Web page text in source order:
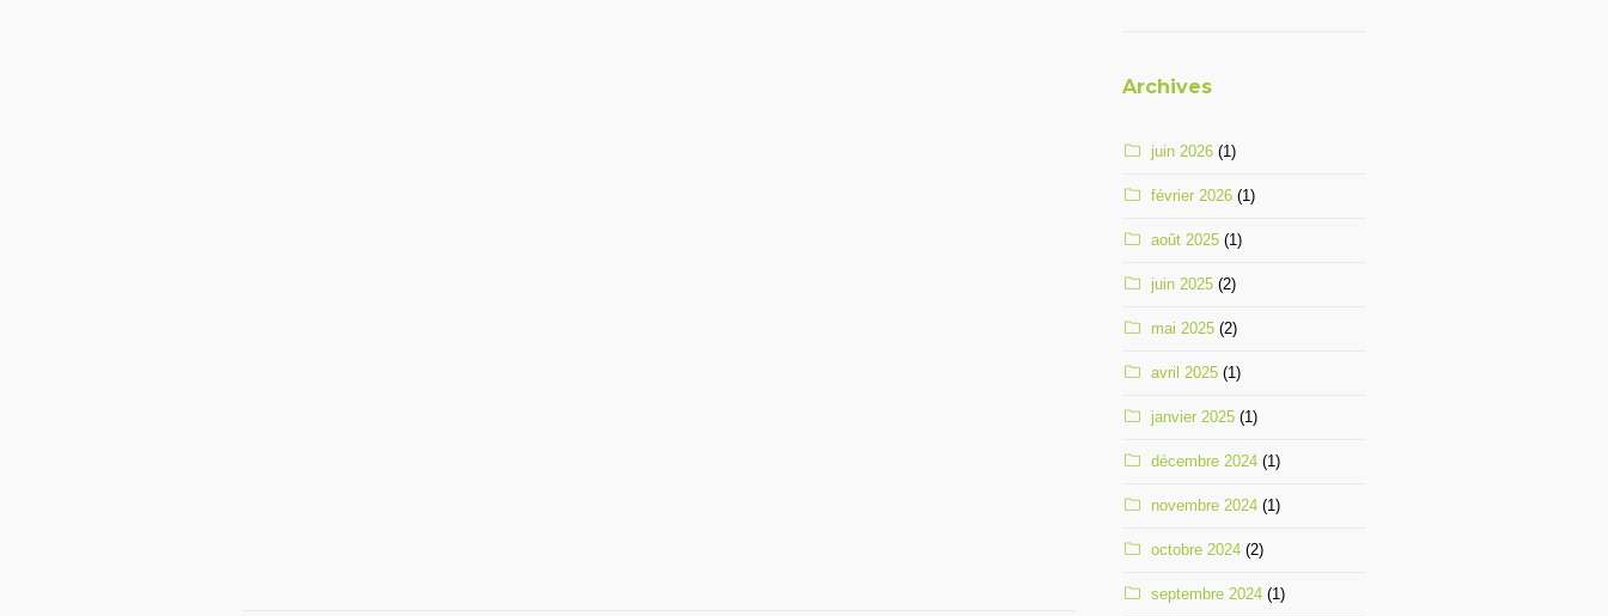
Archives
juin 2026(1)
février 2026(1)
août 2025(1)
juin 2025(2)
mai 2025(2)
avril 2025(1)
janvier 2025(1)
décembre 2024(1)
novembre 2024(1)
octobre 2024(2)
septembre 2024(1)